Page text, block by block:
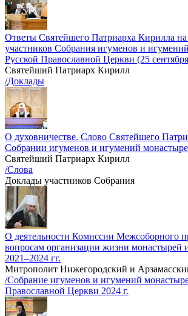
Ответы Святейшего Патриарха Кирилла
участников Собрания игуменов и
Русской Православной Церкви (25
Святейший Патриарх Кирилл
/Доклады
О духовничестве. Слово Святейшего
Собрании игуменов и игумений
Святейший Патриарх Кирилл
/Слова
Доклады участников Собрания
О деятельности Комиссии Межсоборного
вопросам организации жизни монастырей
2021–2024 гг.
Митрополит Нижегородский и
/Собрание игуменов и игумений
Православной Церкви 2024 г.